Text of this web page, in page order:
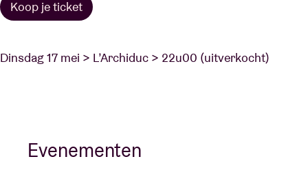
Koop je ticket
Dinsdag 17 mei > L’Archiduc > 22u00 (uitverkocht)
Evenementen